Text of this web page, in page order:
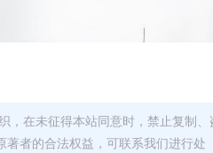
，在未征得本站同意时，禁止复制、
者的合法权益，可联系我们进行处